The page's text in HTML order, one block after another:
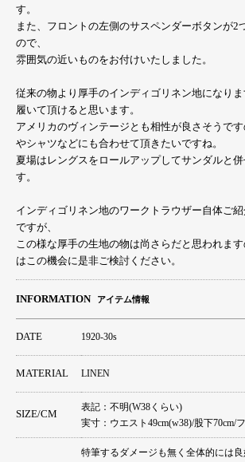
す。
また、フロントの左側のサスペンダーボタンが2
ので、
雰囲気の近いものをお付けいたしました。
従来の物より厚手のインディゴリネン地になり
履いて頂けると思います。
アメリカのヴィンテージとも相性が良さそうで
やシャツなどにも合わせて頂きたいですね。
夏場はレングスをロールアップしてサンダルと
す。
インディゴリネン地のワークトラウザー自体ご
ですが、
この様な厚手の生地の物は尚さらだと思われま
はこの機会に是非ご検討ください。
INFORMATION アイテム情報
DATE 1920-30s
MATERIAL LINEN
SIZE/CM
表記：不明(W38くらい)
実寸：ウエスト49cm(w38)/股下70cm/
特筆するダメージも無く全体的には良